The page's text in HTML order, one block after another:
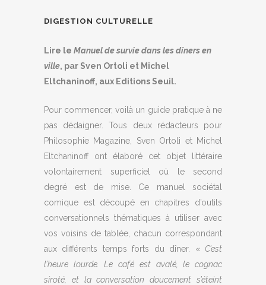
DIGESTION CULTURELLE
Lire le Manuel de survie dans les dîners en
ville, par Sven Ortoli et Michel
Eltchaninoff, aux Editions Seuil.
Pour commencer, voilà un guide pratique à ne
pas dédaigner. Tous deux rédacteurs pour
Philosophie Magazine, Sven Ortoli et Michel
Eltchaninoff ont élaboré cet objet littéraire
volontairement superficiel où le second
degré est de mise. Ce manuel sociétal
comique est découpé en chapitres d’outils
conversationnels thématiques à utiliser avec
vos voisins de tablée, chacun correspondant
aux différents temps forts du dîner. « C’est
l’heure lourde. Le café est avalé, le cognac
siroté, et la conversation doucement s’éteint